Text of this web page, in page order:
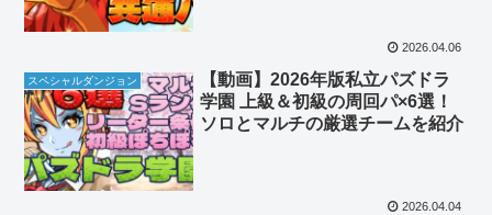
2026.04.06
スペシャルダンジョン
【動画】2026年版私立パズドラ
学園 上級＆初級の周回パ×6選！
ソロとマルチの厳選チームを紹介
2026.04.04